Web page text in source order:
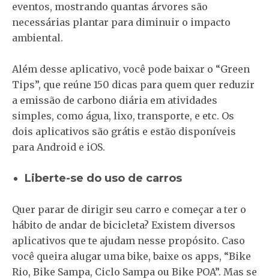
eventos, mostrando quantas árvores são
necessárias plantar para diminuir o impacto
ambiental.
Além desse aplicativo, você pode baixar o “Green
Tips”, que reúne 150 dicas para quem quer reduzir
a emissão de carbono diária em atividades
simples, como água, lixo, transporte, e etc. Os
dois aplicativos são grátis e estão disponíveis
para Android e iOS.
Liberte-se do uso de carros
Quer parar de dirigir seu carro e começar a ter o
hábito de andar de bicicleta? Existem diversos
aplicativos que te ajudam nesse propósito. Caso
você queira alugar uma bike, baixe os apps, “Bike
Rio, Bike Sampa, Ciclo Sampa ou Bike POA”. Mas se